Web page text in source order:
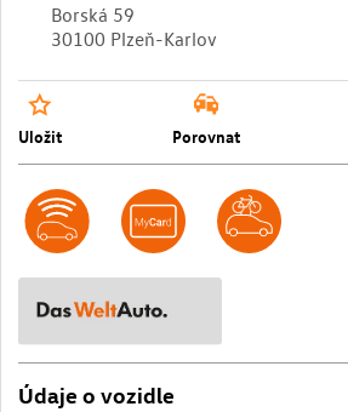
Borská 59
30100 Plzeň-Karlov
Uložit Porovnat
Údaje o vozidle